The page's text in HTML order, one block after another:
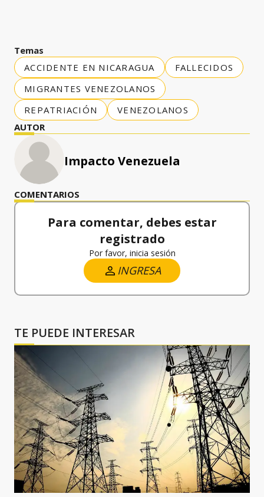
Temas
ACCIDENTE EN NICARAGUA
FALLECIDOS
MIGRANTES VENEZOLANOS
REPATRIACIÓN
VENEZOLANOS
AUTOR
Impacto Venezuela
COMENTARIOS
Para comentar, debes estar
registrado
Por favor, inicia sesión
INGRESA
TE PUEDE INTERESAR